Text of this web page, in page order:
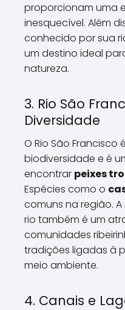
proporcionam uma
inesquecível. Além
conhecido por sua
um destino ideal
natureza.
3. Rio São
Diversidade
O Rio São
biodiversidade e é
encontrar peixes
Espécies como o
comuns na região.
rio também é um
comunidades
tradições ligadas à
meio ambiente.
4. Canais e